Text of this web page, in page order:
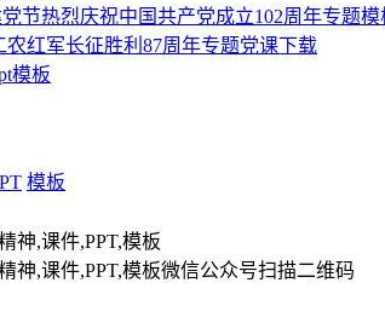
节热烈庆祝中国共产党成立102周年专题模
农红军长征胜利87周年专题党课下载
模板
模板
扫描二维码